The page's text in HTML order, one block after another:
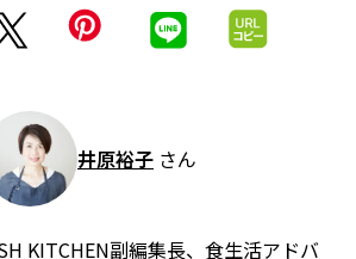
井原裕子 さん
KITCHEN副編集長、食生活アドバ